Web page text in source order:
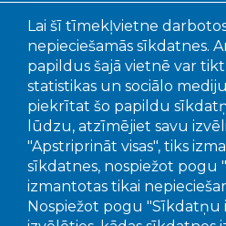
Ogres novada pašvaldības
komunikācijas"
Faktiskā adrese: Akmeņu iela
Juridiskā adrese: Mālkalnes
Reģistrācijas Nr.:
Bankas un kontu numuri:
SEB banka,
Swedbanka,
Citadele banka
Lai šī tīmekļvietne
nepieciešamās sīkdatnes.
papildus šajā vietnē var
statistikas un sociālo
piekrītat šo papildu
lūdzu, atzīmējiet savu
"Apstriprināt visas", tiks
sīkdatnes, nospiežot pogu
izmantotas tikai
Nospiežot pogu "Sīkdatņu